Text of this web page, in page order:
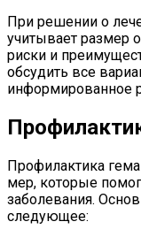
При решении о
учитывает размер
риски и
обсудить все
информированное
Профилактика
мер, которые
заболевания.
следующее: